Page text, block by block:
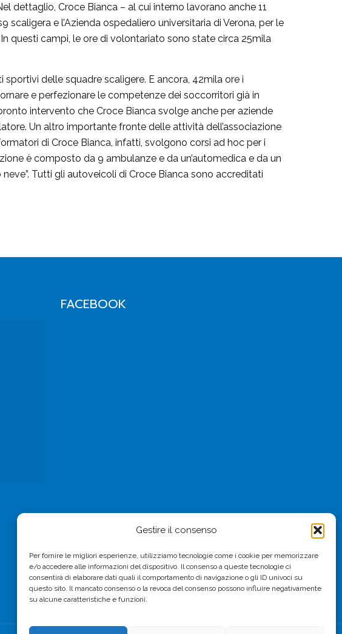
Gestire il consenso
Per fornire le migliori esperienze, utilizziamo tecnologie come i cookie per memorizzare
e/o accedere alle informazioni del dispositivo. Il consenso a queste tecnologie ci
consentirà di elaborare dati quali il comportamento di navigazione o gli ID univoci su
questo sito. Il mancato consenso o la revoca del consenso possono influire negativamente
su alcune caratteristiche e funzioni.
dettaglio, Croce Bianca – al cui interno lavorano anche 11
e l’Azienda ospedaliero universitaria di Verona, per le
questi campi, le ore di volontariato sono state circa 25mila
delle squadre scaligere. E ancora, 42mila ore i
e perfezionare le competenze dei soccorritori già in
intervento che Croce Bianca svolge anche per aziende
Un altro importante fronte delle attività dell’associazione
di Croce Bianca, infatti, svolgono corsi ad hoc per i
è composto da 9 ambulanze e da un’automedica e da un
Tutti gli autoveicoli di Croce Bianca sono accreditati
FACEBOOK